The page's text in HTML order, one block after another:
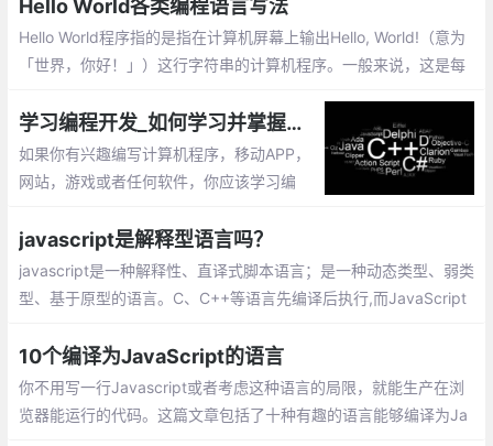
Hello World各类编程语言写法
Hello World程序指的是指在计算机屏幕上输出Hello, World!（意为
「世界，你好！」）这行字符串的计算机程序。一般来说，这是每
编写的第一个程序
学习编程开发_如何学习并掌握一门计算机编程语言
如果你有兴趣编写计算机程序，移动APP，
网站，游戏或者任何软件，你应该学习编
序。无论对于何种计算机编程语言,其核心编
程思想都是一样的
javascript是解释型语言吗？
javascript是一种解释性、直译式脚本语言；是一种动态类型、弱类
型、基于原型的语言。C、C++等语言先编译后执行,而JavaScript
10个编译为JavaScript的语言
你不用写一行Javascript或者考虑这种语言的局限，就能生产在浏
览器能运行的代码。这篇文章包括了十种有趣的语言能够编译为Ja